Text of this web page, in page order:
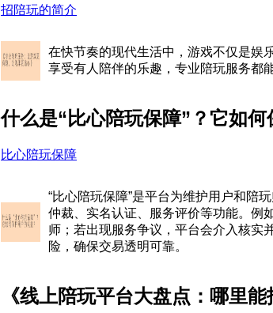
招陪玩的简介
在快节奏的现代生活中，游戏不仅是娱
享受有人陪伴的乐趣，专业陪玩服务都
什么是“比心陪玩保障”？它如何
比心陪玩保障
“比心陪玩保障”是平台为维护用户和陪
仲裁、实名认证、服务评价等功能。例
师；若出现服务争议，平台会介入核实
险，确保交易透明可靠。
《线上陪玩平台大盘点：哪里